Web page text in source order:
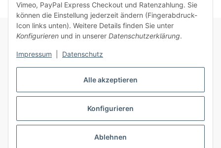
Alle akzeptieren
Konfigurieren
Ablehnen
Vimeo, PayPal Express Checkout und Ratenzahlung. Sie
können die Einstellung jederzeit ändern (Fingerabdruck-
Icon links unten). Weitere Details finden Sie unter
Konfigurieren und in unserer Datenschutzerklärung.
Impressum Datenschutz
Informationen
Gesetzliche Informationen
Vertrag widerrufen
* Alle Preise inkl. gesetzlicher USt., zzgl.Versand